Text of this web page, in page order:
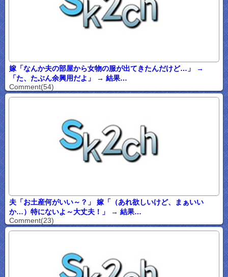
嫁「なんか夫の部屋から女物の服が出てきたんだけど…」 →
「た、たぶん余興用だよ」 → 結果…
Comment(54)
夫「お土産何がいい～？」 嫁「（あれ欲しいけど、まぁいい
か…）特にないよ～大丈夫！」 → 結果…
Comment(23)